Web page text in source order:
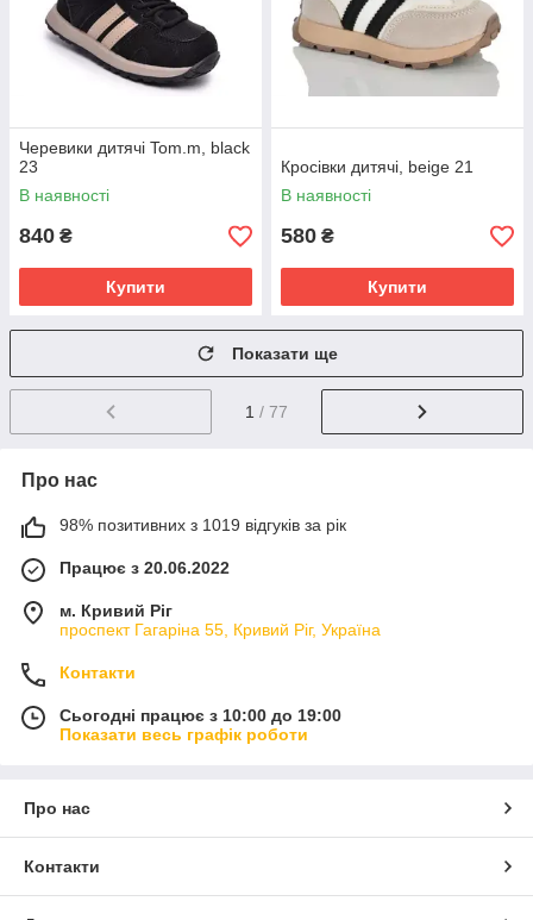
Черевики дитячі Tom.m, black
23
В наявності
840 ₴
Купити
Кросівки дитячі, beige 21
В наявності
580 ₴
Купити
Показати ще
1 / 77
Про нас
98% позитивних з 1019 відгуків за рік
Працює з 20.06.2022
м. Кривий Ріг
проспект Гагаріна 55, Кривий Ріг, Україна
Контакти
Сьогодні працює з 10:00 до 19:00
Показати весь графік роботи
Про нас
Контакти